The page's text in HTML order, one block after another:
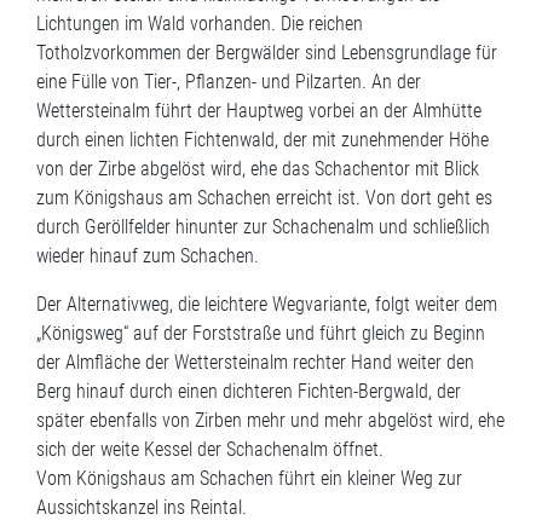
Lichtungen im Wald vorhanden. Die reichen
Totholzvorkommen der Bergwälder sind Lebensgrundlage für
eine Fülle von Tier-, Pflanzen- und Pilzarten. An der
Wettersteinalm führt der Hauptweg vorbei an der Almhütte
durch einen lichten Fichtenwald, der mit zunehmender Höhe
von der Zirbe abgelöst wird, ehe das Schachentor mit Blick
zum Königshaus am Schachen erreicht ist. Von dort geht es
durch Geröllfelder hinunter zur Schachenalm und schließlich
wieder hinauf zum Schachen.
Der Alternativweg, die leichtere Wegvariante, folgt weiter dem
„Königsweg“ auf der Forststraße und führt gleich zu Beginn
der Almfläche der Wettersteinalm rechter Hand weiter den
Berg hinauf durch einen dichteren Fichten-Bergwald, der
später ebenfalls von Zirben mehr und mehr abgelöst wird, ehe
sich der weite Kessel der Schachenalm öffnet.
Vom Königshaus am Schachen führt ein kleiner Weg zur
Aussichtskanzel ins Reintal.